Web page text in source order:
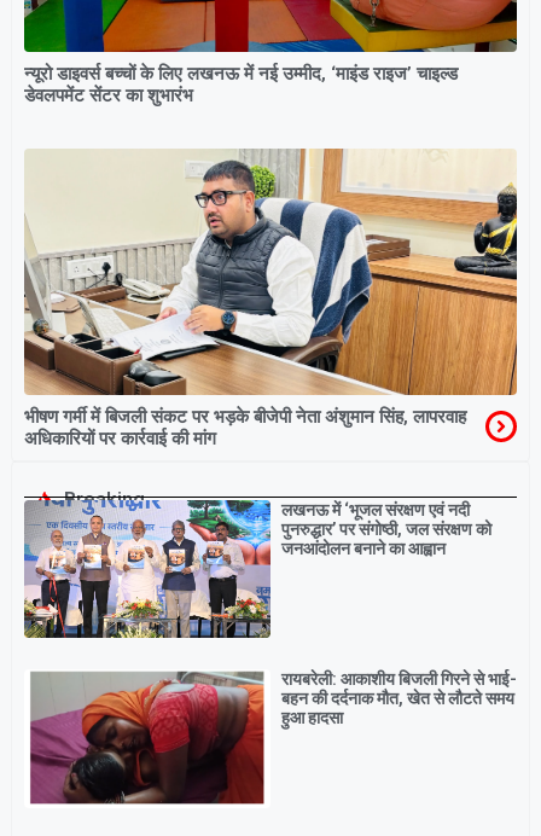
न्यूरो डाइवर्स बच्चों के लिए लखनऊ में नई उम्मीद, ‘माइंड राइज’ चाइल्ड
डेवलपमेंट सेंटर का शुभारंभ
भीषण गर्मी में बिजली संकट पर भड़के बीजेपी नेता अंशुमान सिंह, लापरवाह
अधिकारियों पर कार्रवाई की मांग
Breaking
लखनऊ में ‘भूजल संरक्षण एवं नदी
पुनरुद्धार’ पर संगोष्ठी, जल संरक्षण को
जनआंदोलन बनाने का आह्वान
रायबरेली: आकाशीय बिजली गिरने से भाई-
बहन की दर्दनाक मौत, खेत से लौटते समय
हुआ हादसा